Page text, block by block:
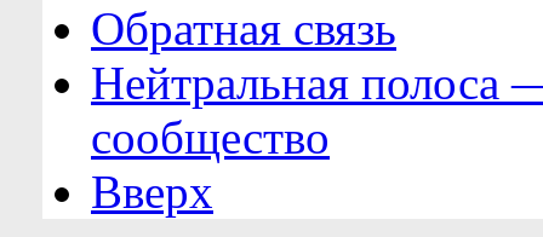
Обратная связь
Нейтральная полоса
сообщество
Вверх